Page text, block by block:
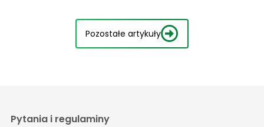
Pozostałe artykuły
Pytania i regulaminy